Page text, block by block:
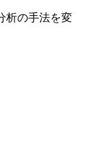
析の手法を変